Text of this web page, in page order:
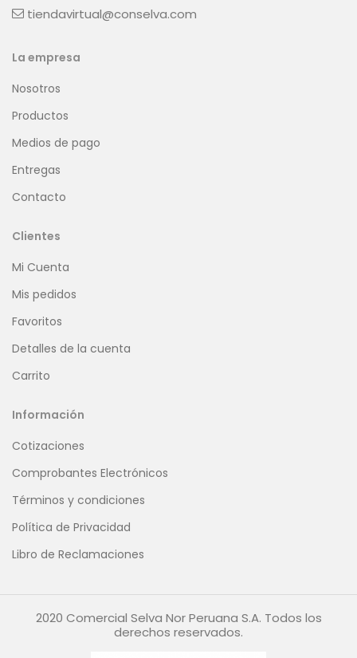
tiendavirtual@conselva.com
La empresa
Nosotros
Productos
Medios de pago
Entregas
Contacto
Clientes
Mi Cuenta
Mis pedidos
Favoritos
Detalles de la cuenta
Carrito
Información
Cotizaciones
Comprobantes Electrónicos
Términos y condiciones
Política de Privacidad
Libro de Reclamaciones
2020 Comercial Selva Nor Peruana S.A. Todos los
derechos reservados.